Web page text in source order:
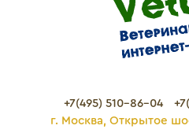
+7(495) 510-86-04
г. Москва, Открытое